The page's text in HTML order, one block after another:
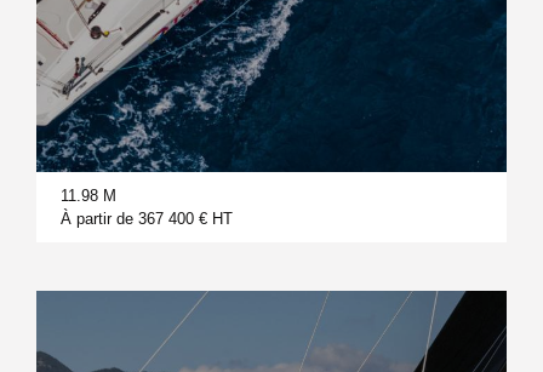
11.98 M
À partir de 367 400 € HT